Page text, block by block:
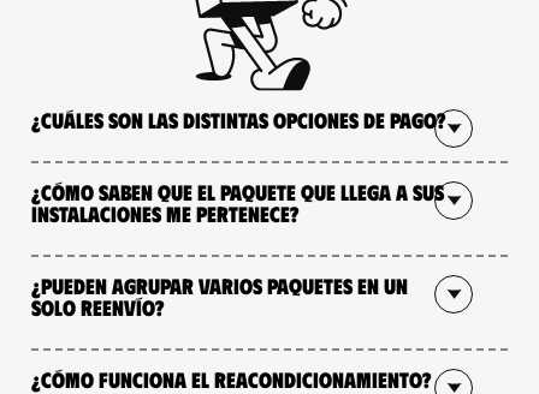
¿Cuáles son las distintas opciones de pago?
¿Cómo saben que el paquete que llega a sus
instalaciones me pertenece?
¿Pueden agrupar varios paquetes en un
solo reenvío?
¿Cómo funciona el reacondicionamiento?